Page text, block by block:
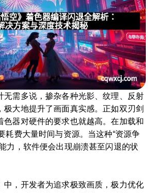
无需多说，掺杂各种光影、纹理、反射
极大地提升了画面真实感。正如双刃剑
色器对硬件的要求也就越高。在加载和
耗费大量时间与资源。当这种“资源争
力，软件便会出现崩溃甚至闪退的状
中，开发者为追求极致画质，极力优化